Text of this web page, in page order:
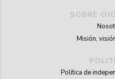
SOBRE
Misión,
Política de